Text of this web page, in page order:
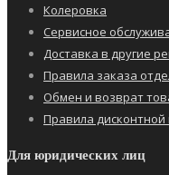
Колеровка
Сервисное
Доставка в другие
Правила заказа
Обмен и возврат
Правила
Для юридических лиц